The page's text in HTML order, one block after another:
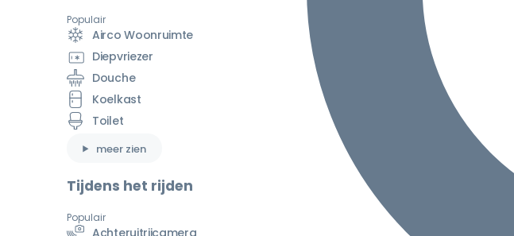
Populair
Airco Woonruimte
Diepvriezer
Douche
Koelkast
Toilet
meer zien
Tijdens het rijden
Populair
Achteruitrijcamera